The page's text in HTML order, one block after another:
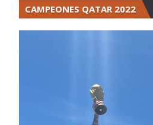
CAMPEONES QATAR 2022